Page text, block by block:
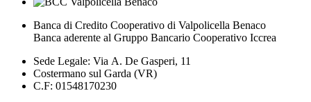
Banca di Credito Cooperativo di Valpolicella Benaco
Banca aderente al Gruppo Bancario Cooperativo Iccrea
Sede Legale: Via A. De Gasperi, 11
Costermano sul Garda (VR)
C.F: 01548170230